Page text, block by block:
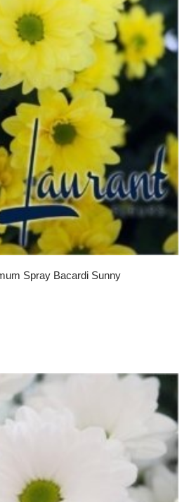
Spray Bacardi Sunny